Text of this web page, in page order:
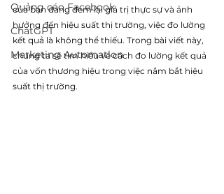
Quảng cáo Facebook
ChatGPT
Marketing Automation
của bạn đang đem lại giá trị thực sự và ảnh
hưởng đến hiệu suất thị trường, việc đo lường
kết quả là không thể thiếu. Trong bài viết này,
chúng ta sẽ tìm hiểu về cách đo lường kết quả
của vốn thương hiệu trong việc nắm bắt hiệu
suất thị trường.